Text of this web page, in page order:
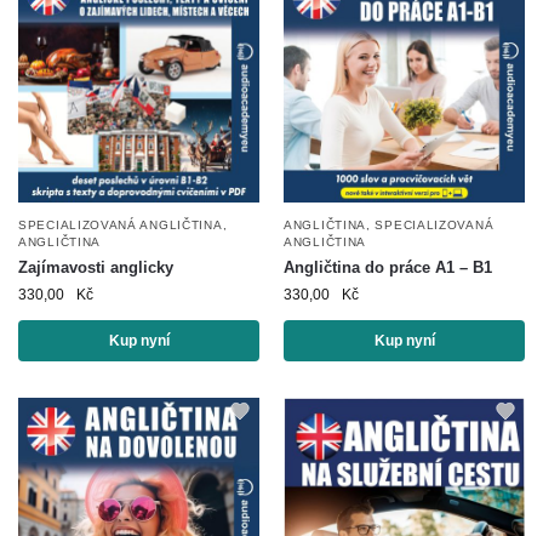
SPECIALIZOVANÁ ANGLIČTINA
ANGLIČTINA
Zajímavosti anglicky
330,00 Kč
Kup nyní
ANGLIČTINA ,SPECIALIZOVANÁ
ANGLIČTINA
Angličtina do práce A1 – B1
330,00 Kč
Kup nyní